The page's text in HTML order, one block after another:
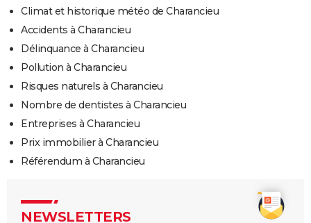
Climat et historique météo de Charancieu
Accidents à Charancieu
Délinquance à Charancieu
Pollution à Charancieu
Risques naturels à Charancieu
Nombre de dentistes à Charancieu
Entreprises à Charancieu
Prix immobilier à Charancieu
Référendum à Charancieu
NEWSLETTERS